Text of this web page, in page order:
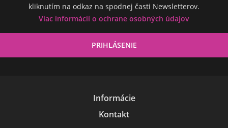
kliknutím na odkaz na spodnej časti Newsletterov.
Viac informácií o ochrane osobných údajov
Informácie
Kontakt